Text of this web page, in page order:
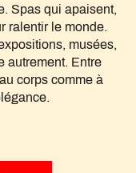
Spas qui apaisent,
ralentir le monde.
musées,
autrement. Entre
corps comme à